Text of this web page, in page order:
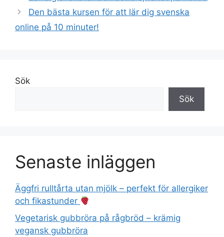
Den bästa kursen för att lär dig svenska
online på 10 minuter!
Sök
Sök
Senaste inläggen
Äggfri rulltårta utan mjölk – perfekt för allergiker
och fikastunder
Vegetarisk gubbröra på rågbröd – krämig
vegansk gubbröra